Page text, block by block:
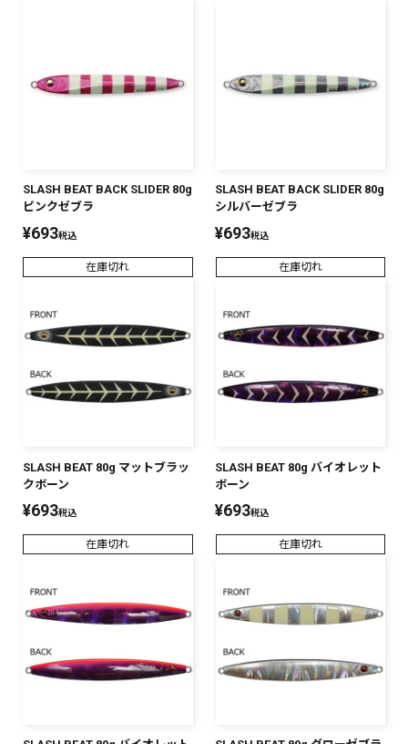
SLASH BEAT BACK SLIDER 80g
ピンクゼブラ
¥693税込
在庫切れ
SLASH BEAT BACK SLIDER 80g
シルバーゼブラ
¥693税込
在庫切れ
SLASH BEAT 80g マットブラッ
クボーン
¥693税込
在庫切れ
SLASH BEAT 80g バイオレット
ボーン
¥693税込
在庫切れ